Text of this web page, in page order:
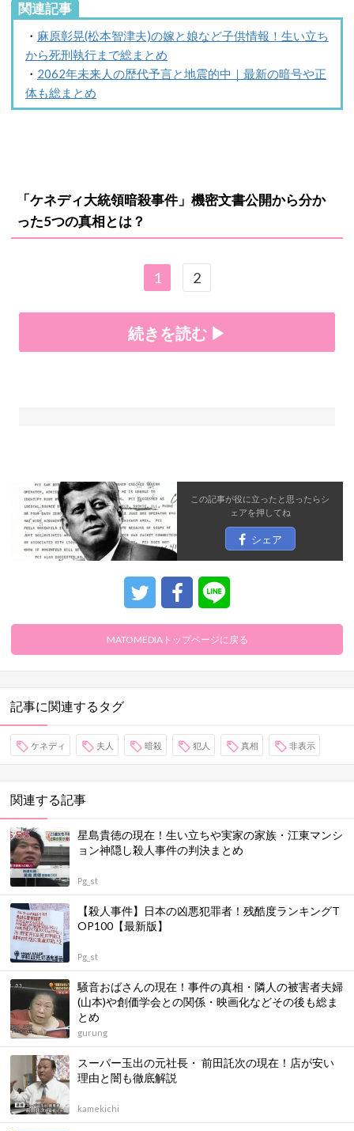
関連記事
・ 麻原彰晃(松本智津夫)の嫁と娘など子供情報！生い立ち
から死刑執行まで総まとめ
・ 2062年未来人の歴代予言と地震的中｜最新の暗号や正
体も総まとめ
「ケネディ大統領暗殺事件」機密文書公開から分か
った5つの真相とは？
1 2
続きを読む ▶
この記事が役に立ったと思ったらシ
ェアを押してね
シェア
MATOMEDIAトップページに戻る
記事に関連するタグ
ケネディ 夫人 暗殺 犯人 真相 非表示
関連する記事
星島貴徳の現在！生い立ちや実家の家族・江東マンシ
ョン神隠し殺人事件の判決まとめ
Pg_st
【殺人事件】日本の凶悪犯罪者！残酷度ランキングT
OP100【最新版】
Pg_st
騒音おばさんの現在！事件の真相・隣人の被害者夫婦
(山本)や創価学会との関係・映画化などその後も総ま
とめ
gurung
スーパー玉出の元社長・ 前田託次の現在！店が安い
理由と闇も徹底解説
kamekichi